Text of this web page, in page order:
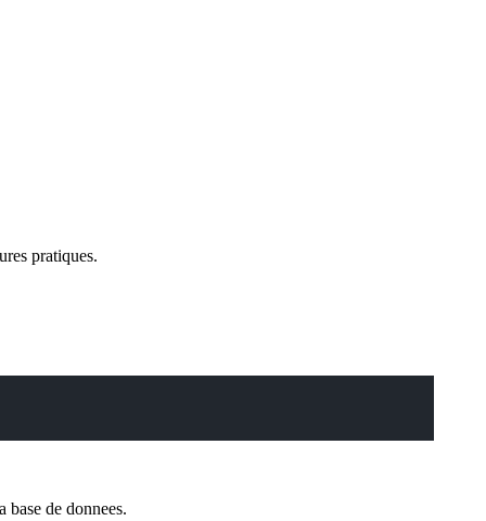
pratiques.
de donnees.